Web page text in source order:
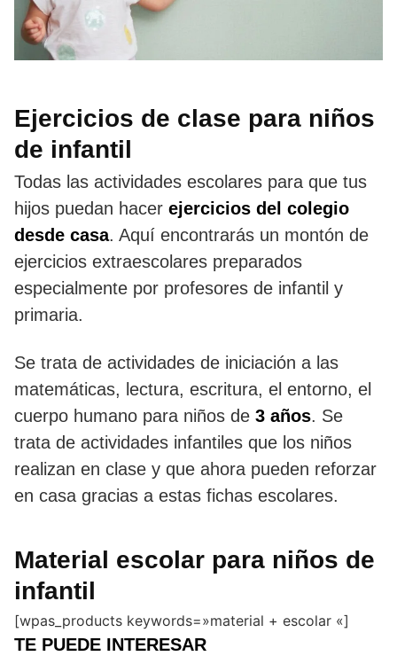
Ejercicios de clase para niños
de infantil
Todas las actividades escolares para que tus
hijos puedan hacer ejercicios del colegio
desde casa. Aquí encontrarás un montón de
ejercicios extraescolares preparados
especialmente por profesores de infantil y
primaria.
Se trata de actividades de iniciación a las
matemáticas, lectura, escritura, el entorno, el
cuerpo humano para niños de 3 años. Se
trata de actividades infantiles que los niños
realizan en clase y que ahora pueden reforzar
en casa gracias a estas fichas escolares.
Material escolar para niños de
infantil
[wpas_products keywords=»material + escolar «]
TE PUEDE INTERESAR